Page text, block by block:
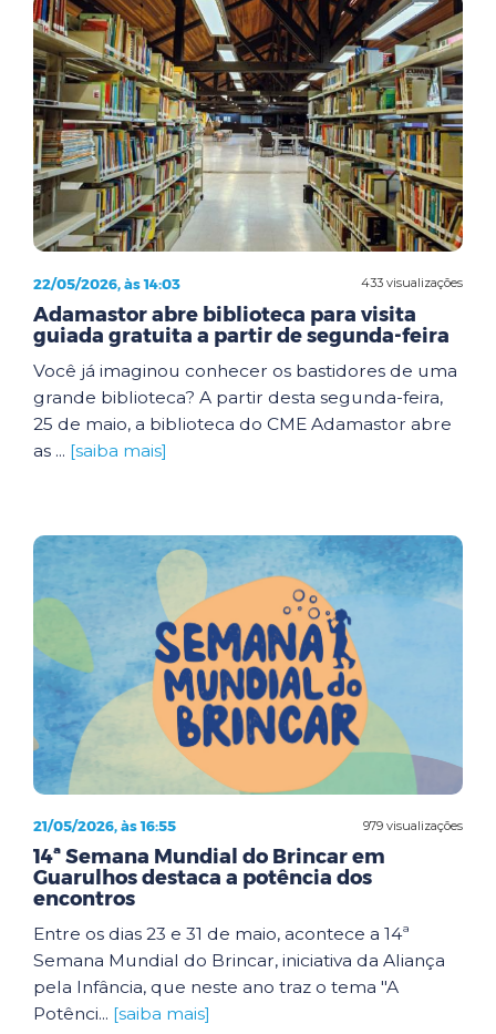
433 visualizações
22/05/2026, às 14:03
Adamastor abre biblioteca para visita
guiada gratuita a partir de segunda-feira
Você já imaginou conhecer os bastidores de uma
grande biblioteca? A partir desta segunda-feira,
25 de maio, a biblioteca do CME Adamastor abre
as ... [saiba mais]
979 visualizações
21/05/2026, às 16:55
14ª Semana Mundial do Brincar em
Guarulhos destaca a potência dos
encontros
Entre os dias 23 e 31 de maio, acontece a 14ª
Semana Mundial do Brincar, iniciativa da Aliança
pela Infância, que neste ano traz o tema "A
Potênci... [saiba mais]